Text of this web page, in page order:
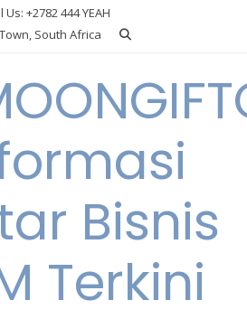
Us: +2782 444 YEAH
South Africa
Bisnis
Terkini